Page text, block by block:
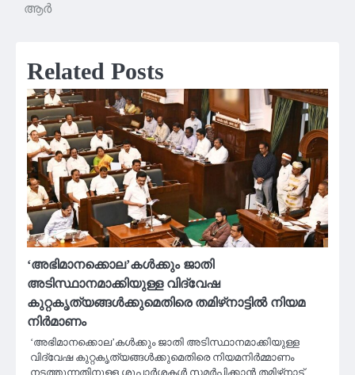
ആർ
Related Posts
‘അഭിമാനക്കൊല’കൾക്കും ജാതി
അടിസ്ഥാനമാക്കിയുള്ള വിദ്വേഷ
കുറ്റകൃത്യങ്ങൾക്കുമെതിരെ തമിഴ്‌നാട്ടിൽ നിയമ
നിർമാണം
‘അഭിമാനക്കൊല’കൾക്കും ജാതി അടിസ്ഥാനമാക്കിയുള്ള
വിദ്വേഷ കുറ്റകൃത്യങ്ങൾക്കുമെതിരെ നിയമനിർമ്മാണം
നടത്തുന്നതിനുള്ള ശുപാർശകൾ സമർപ്പിക്കാൻ തമിഴ്‌നാട്